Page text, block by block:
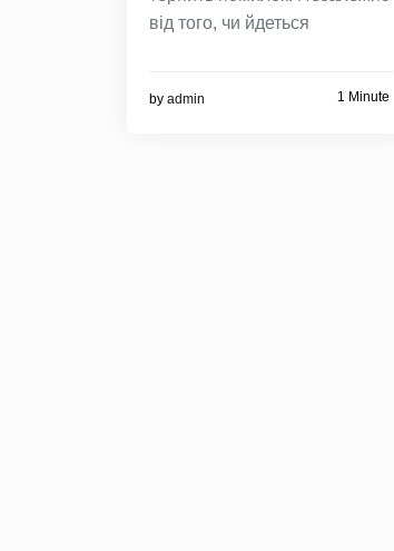
від того, чи йдеться
by admin 1 Minute